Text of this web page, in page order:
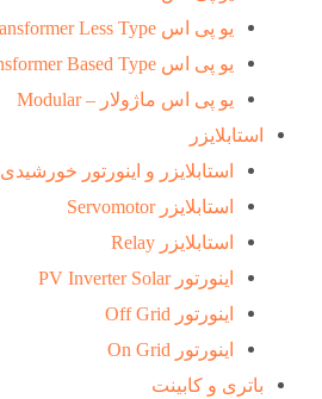
یو پی اس Transformer Less Type
یو پی اس Transformer Based Type
یو پی اس ماژولار – Modular
استابلایزر
استابلایزر و اینورتور خورشیدی
استابلایزر Servomotor
استابلایزر Relay
اینورتور PV Inverter Solar
اینورتور Off Grid
اینورتور On Grid
باتری و کابینت